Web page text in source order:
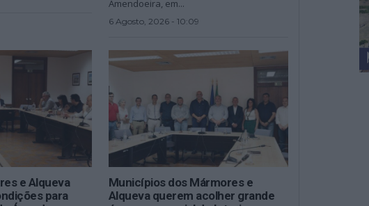
Amendoeira, em...
6 Agosto, 2026 - 10:09
e Alqueva
para
Municípios dos Mármores e
Alqueva querem acolher grande